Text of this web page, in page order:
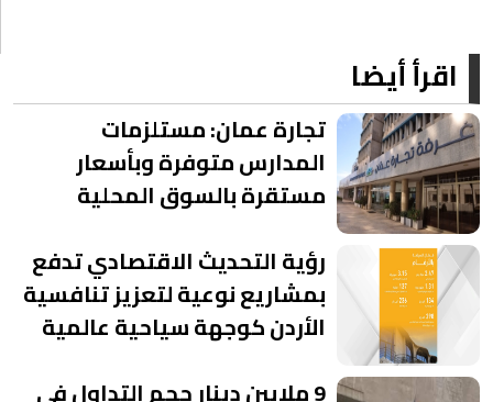
اقرأ أيضا
تجارة عمان: مستلزمات
المدارس متوفرة وبأسعار
مستقرة بالسوق المحلية
رؤية التحديث الاقتصادي تدفع
بمشاريع نوعية لتعزيز تنافسية
الأردن كوجهة سياحية عالمية
9 ملايين دينار حجم التداول في